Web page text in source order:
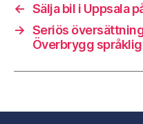
← Sälja bil i Uppsala
→ Seriös
Överbrygg